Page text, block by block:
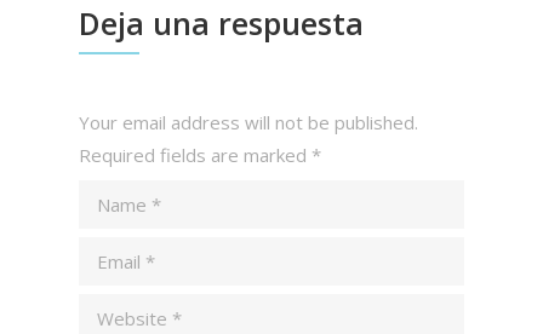
Deja una respuesta
Your email address will not be published.
Required fields are marked *